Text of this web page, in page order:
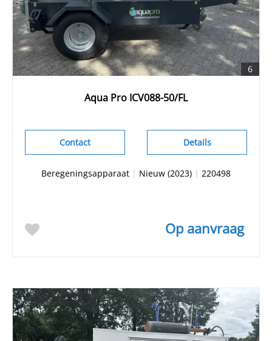
6
Aqua Pro ICV088-50/FL
Details
Contact
Beregeningsapparaat | Nieuw (2023) | 220498
Op aanvraag